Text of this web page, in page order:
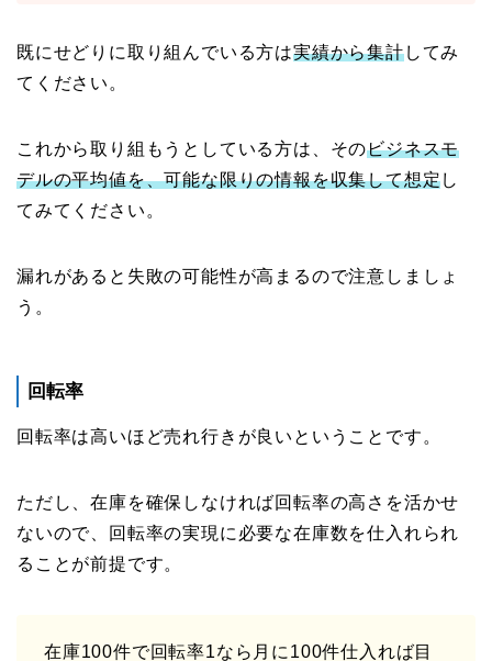
既にせどりに取り組んでいる方は実績から集計してみ
てください。
これから取り組もうとしている方は、そのビジネスモ
デルの平均値を、可能な限りの情報を収集して想定し
てみてください。
漏れがあると失敗の可能性が高まるので注意しましょ
う。
回転率
回転率は高いほど売れ行きが良いということです。
ただし、在庫を確保しなければ回転率の高さを活かせ
ないので、回転率の実現に必要な在庫数を仕入れられ
ることが前提です。
在庫100件で回転率1なら月に100件仕入れば目